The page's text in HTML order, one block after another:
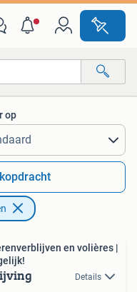
op
en volières |
Details